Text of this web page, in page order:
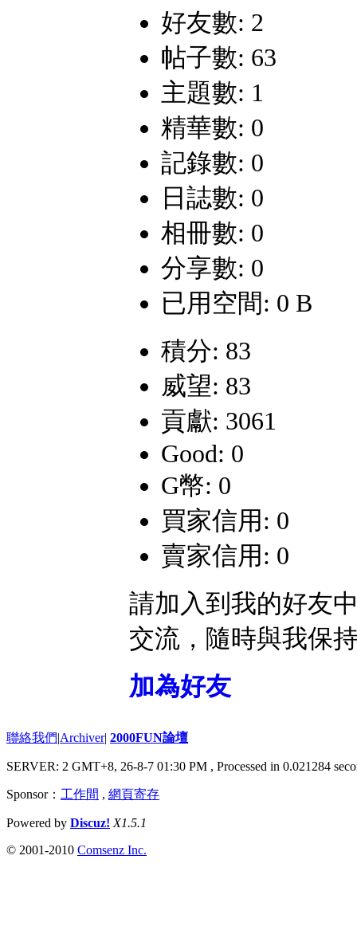
好友數: 2
帖子數: 63
主題數: 1
精華數: 0
記錄數: 0
日誌數: 0
相冊數: 0
分享數: 0
已用空間: 0 B
積分: 83
威望: 83
貢獻: 3061
Good: 0
G幣: 0
買家信用: 0
賣家信用: 0
請加入到我的好友
交流，隨時與我保
加為好友
聯絡我們|Archiver| 2000FUN論壇
SERVER: 2 GMT+8, 26-8-7 01:30 PM , Processed in 0.021284
Sponsor： 工作間 , 網頁寄存
Powered by Discuz! X1.5.1
© 2001-2010 Comsenz Inc.